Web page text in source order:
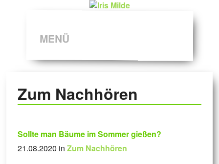
MENÜ
Zum Nachhören
Sollte man Bäume im Sommer gießen?
21.08.2020 in Zum Nachhören